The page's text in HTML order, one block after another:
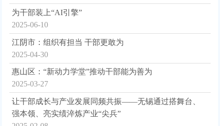
2025-06-10
为干部装上“AI引擎”
2025-04-30
江阴市：组织有担当 干部更敢为
2025-03-27
惠山区：“新动力学堂”推动干部能为善为
让干部成长与产业发展同频共振——无锡通过搭舞台、
强本领、亮实绩淬炼产业“尖兵”